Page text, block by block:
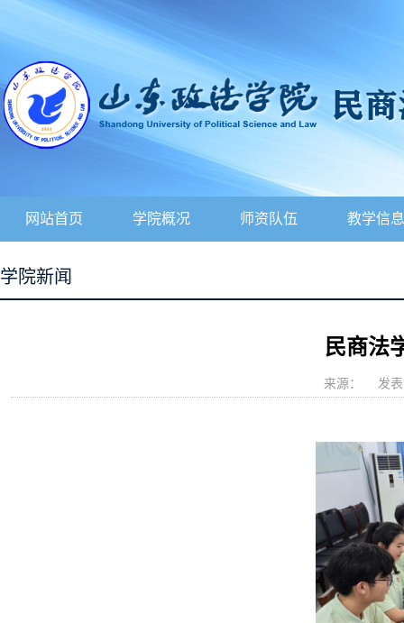
网站首页 学院概况 师资队伍 教学信息
学院新闻
民商法
来源： 发